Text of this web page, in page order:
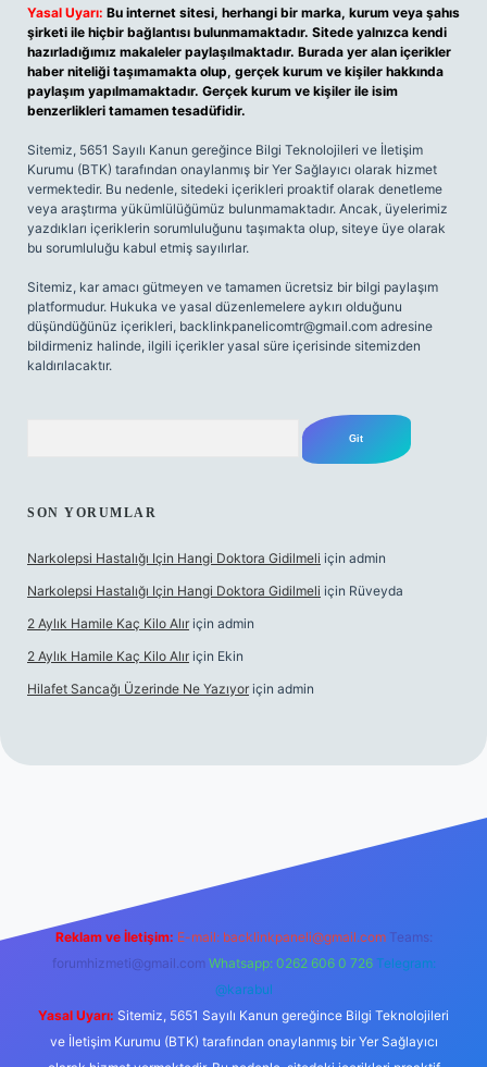
Yasal Uyarı: Bu internet sitesi, herhangi bir marka, kurum veya şahıs
şirketi ile hiçbir bağlantısı bulunmamaktadır. Sitede yalnızca kendi
hazırladığımız makaleler paylaşılmaktadır. Burada yer alan içerikler
haber niteliği taşımamakta olup, gerçek kurum ve kişiler hakkında
paylaşım yapılmamaktadır. Gerçek kurum ve kişiler ile isim
benzerlikleri tamamen tesadüfidir.
Sitemiz, 5651 Sayılı Kanun gereğince Bilgi Teknolojileri ve İletişim
Kurumu (BTK) tarafından onaylanmış bir Yer Sağlayıcı olarak hizmet
vermektedir. Bu nedenle, sitedeki içerikleri proaktif olarak denetleme
veya araştırma yükümlülüğümüz bulunmamaktadır. Ancak, üyelerimiz
yazdıkları içeriklerin sorumluluğunu taşımakta olup, siteye üye olarak
bu sorumluluğu kabul etmiş sayılırlar.
Sitemiz, kar amacı gütmeyen ve tamamen ücretsiz bir bilgi paylaşım
platformudur. Hukuka ve yasal düzenlemelere aykırı olduğunu
düşündüğünüz içerikleri, backlinkpanelicomtr@gmail.com adresine
bildirmeniz halinde, ilgili içerikler yasal süre içerisinde sitemizden
kaldırılacaktır.
SON YORUMLAR
Narkolepsi Hastalığı Için Hangi Doktora Gidilmeli için admin
Narkolepsi Hastalığı Için Hangi Doktora Gidilmeli için Rüveyda
2 Aylık Hamile Kaç Kilo Alır için admin
2 Aylık Hamile Kaç Kilo Alır için Ekin
Hilafet Sancağı Üzerinde Ne Yazıyor için admin
Reklam ve İletişim: E-mail: backlinkpaneli@gmail.com Teams:
forumhizmeti@gmail.com Whatsapp: 0262 606 0 726 Telegram:
@karabul
Yasal Uyarı: Sitemiz, 5651 Sayılı Kanun gereğince Bilgi Teknolojileri
ve İletişim Kurumu (BTK) tarafından onaylanmış bir Yer Sağlayıcı